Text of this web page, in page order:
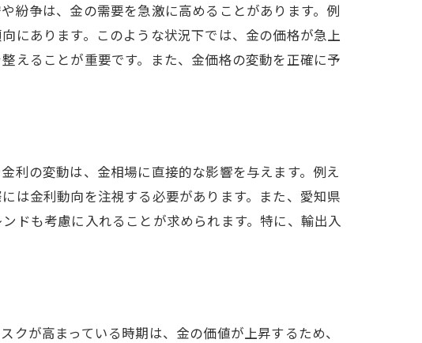
紛争は、金の需要を急激に高めることがあります。例
にあります。このような状況下では、金の価格が急上
えることが重要です。また、金価格の変動を正確に予
利の変動は、金相場に直接的な影響を与えます。例え
は金利動向を注視する必要があります。また、愛知県
ドも考慮に入れることが求められます。特に、輸出入
が高まっている時期は、金の価値が上昇するため、